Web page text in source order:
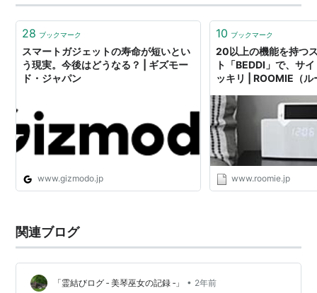
の低価格帯で厳選して6個ご紹介します。これらの
**「"紛失防止"スマートガジェッ…
28 ブックマーク
スマートガジェットの寿命が短いとい
う現実。今後はどうなる？ | ギズモー
ド・ジャパン
www.gizmodo.jp
10 ブックマーク
20以上の機能を持つ
ト「BEDDI」で、サ
ッキリ | ROOMIE（ル
www.roomie.jp
関連ブログ
「霊結びログ ‐ 美琴巫女の記録 ‐」 • 2年前